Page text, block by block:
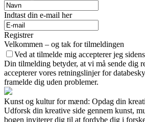
Indtast din e-mail her
Registrer
Velkommen – og tak for tilmeldingen
Ved at tilmelde mig accepterer jeg
Din tilmelding betyder, at vi må sende dig
accepterer vores retningslinjer for
framelde dig uden problemer.
Kunst og kultur for mænd: Opdag din
Udforsk din kreative side gennem kunst,
bogen inviterer dig til at fordybe dig i